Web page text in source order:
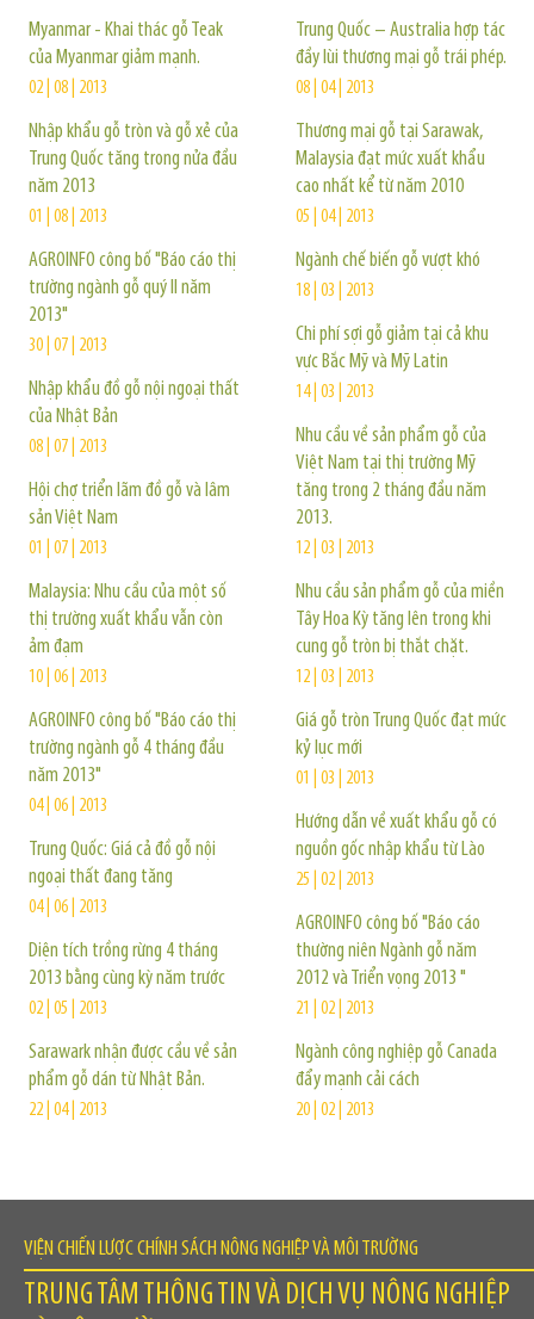
Myanmar - Khai thác gỗ Teak
của Myanmar giảm mạnh.
02 | 08 | 2013
Nhập khẩu gỗ tròn và gỗ xẻ của
Trung Quốc tăng trong nửa đầu
năm 2013
01 | 08 | 2013
AGROINFO công bố "Báo cáo thị
trường ngành gỗ quý II năm
2013"
30 | 07 | 2013
Nhập khẩu đồ gỗ nội ngoại thất
của Nhật Bản
08 | 07 | 2013
Hội chợ triển lãm đồ gỗ và lâm
sản Việt Nam
01 | 07 | 2013
Malaysia: Nhu cầu của một số
thị trường xuất khẩu vẫn còn
ảm đạm
10 | 06 | 2013
AGROINFO công bố "Báo cáo thị
trường ngành gỗ 4 tháng đầu
năm 2013"
04 | 06 | 2013
Trung Quốc: Giá cả đồ gỗ nội
ngoại thất đang tăng
04 | 06 | 2013
Diện tích trồng rừng 4 tháng
2013 bằng cùng kỳ năm trước
02 | 05 | 2013
Sarawark nhận được cầu về sản
phẩm gỗ dán từ Nhật Bản.
22 | 04 | 2013
Trung Quốc – Australia hợp tác
đầy lùi thương mại gỗ trái phép.
08 | 04 | 2013
Thương mại gỗ tại Sarawak,
Malaysia đạt mức xuất khẩu
cao nhất kể từ năm 2010
05 | 04 | 2013
Ngành chế biến gỗ vượt khó
18 | 03 | 2013
Chi phí sợi gỗ giảm tại cả khu
vực Bắc Mỹ và Mỹ Latin
14 | 03 | 2013
Nhu cầu về sản phẩm gỗ của
Việt Nam tại thị trường Mỹ
tăng trong 2 tháng đầu năm
2013.
12 | 03 | 2013
Nhu cầu sản phẩm gỗ của miền
Tây Hoa Kỳ tăng lên trong khi
cung gỗ tròn bị thắt chặt.
12 | 03 | 2013
Giá gỗ tròn Trung Quốc đạt mức
kỷ lục mới
01 | 03 | 2013
Hướng dẫn về xuất khẩu gỗ có
nguồn gốc nhập khẩu từ Lào
25 | 02 | 2013
AGROINFO công bố "Báo cáo
thường niên Ngành gỗ năm
2012 và Triển vọng 2013 "
21 | 02 | 2013
Ngành công nghiệp gỗ Canada
đẩy mạnh cải cách
20 | 02 | 2013
VIỆN CHIẾN LƯỢC CHÍNH SÁCH NÔNG NGHIỆP VÀ MÔI TRƯỜNG
TRUNG TÂM THÔNG TIN VÀ DỊCH VỤ NÔNG NGHIỆP